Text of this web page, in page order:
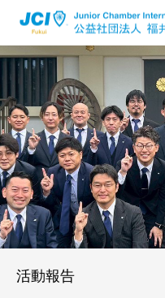
活動報告
福井JCについて
活動について
メンバーの声